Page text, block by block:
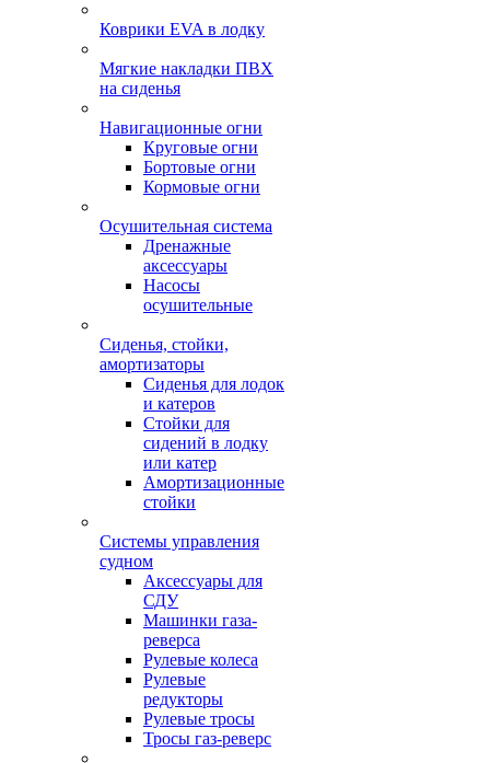
Коврики EVA в лодку
Мягкие накладки ПВХ
на сиденья
Навигационные огни
Круговые огни
Бортовые огни
Кормовые огни
Осушительная система
Дренажные
аксессуары
Насосы
осушительные
Сиденья, стойки,
амортизаторы
Сиденья для лодок
и катеров
Стойки для
сидений в лодку
или катер
Амортизационные
стойки
Системы управления
судном
Аксессуары для
СДУ
Машинки газа-
реверса
Рулевые колеса
Рулевые
редукторы
Рулевые тросы
Тросы газ-реверс